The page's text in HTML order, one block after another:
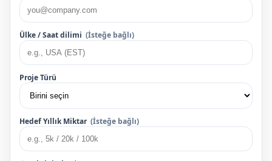
Ülke / Saat dilimi (İsteğe bağlı)
Proje Türü
Hedef Yıllık Miktar (İsteğe bağlı)